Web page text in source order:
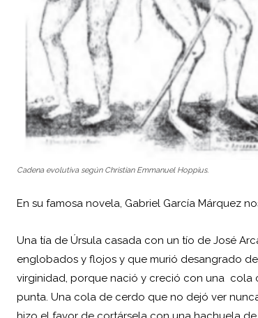
Cadena evolutiva según Christian Emmanuel Hoppius.
En su famosa novela, Gabriel García Márquez
Una tía de Úrsula casada con un tío de José
englobados y flojos y que murió desangrado
virginidad, porque nació y creció con una cola
punta. Una cola de cerdo que no dejó ver